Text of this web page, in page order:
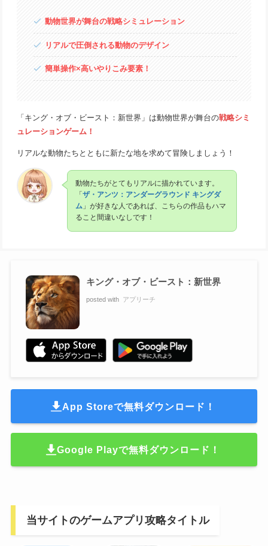
動物世界が舞台の戦略シミュレーション
リアルで圧倒される動物のデザイン
簡単操作×高いやりこみ要素！
「キング・オブ・ビースト：新世界」は動物世界が舞台の戦略シミ
ュレーションゲーム！
リアルな動物たちとともに新たな地を求めて冒険しましょう！
動物たちがとてもリアルに描かれています。
「 ザ・アンツ：アンダーグラウンド キングダ
ム」が好きな人であれば、こちらの作品もハマ
ること間違いなしです！
キング・オブ・ビースト：新世界
posted with アプリーチ
App Storeで無料ダウンロード！
Google Playで無料ダウンロード！
当サイトのゲームアプリ攻略タイトル